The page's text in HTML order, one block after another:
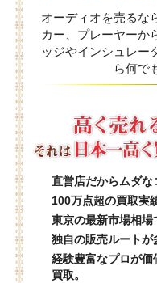
オーディオを売るな
カー、プレーヤーか
ッジやインシュレー
ら何で
直営店だからムダな
100万点超の買取実
東京の最新市場相場
独自の販売ルートが
経験豊富なプロが
買取。